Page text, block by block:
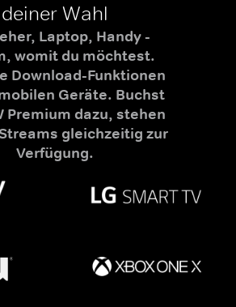
deiner Wahl
Laptop, Handy -
womit du möchtest.
Download-Funktionen
Geräte. Buchst
Premium dazu, stehen
gleichzeitig zur
Verfügung.